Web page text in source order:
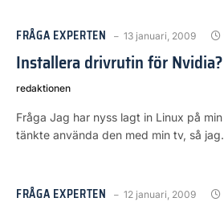
FRÅGA EXPERTEN 13 januari, 2009
Installera drivrutin för Nvidia?
redaktionen
Fråga Jag har nyss lagt in Linux på
tänkte använda den med min tv, så
FRÅGA EXPERTEN 12 januari, 2009